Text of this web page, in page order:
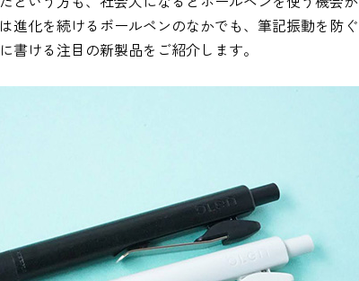
進化を続けるボールペンのなかでも、筆記振動を防ぐ
書ける注目の新製品をご紹介します。